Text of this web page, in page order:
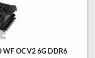
WF OC V2 6G DDR6